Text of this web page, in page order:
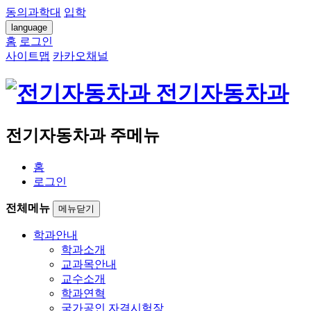
동의과학대 입학
language
홈 로그인
사이트맵 카카오채널
전기자동차과
전기자동차과 주메뉴
홈
로그인
전체메뉴 메뉴닫기
학과안내
학과소개
교과목안내
교수소개
학과연혁
국가공인 자격시험장